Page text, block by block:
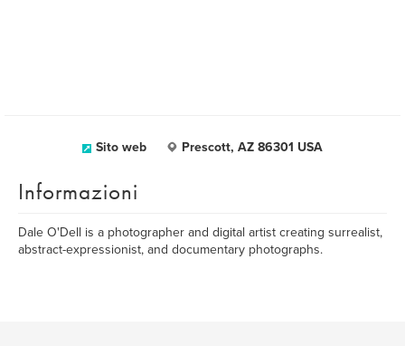
Sito web Prescott, AZ 86301 USA
Informazioni
Dale O'Dell is a photographer and digital artist creating surrealist,
abstract-expressionist, and documentary photographs.